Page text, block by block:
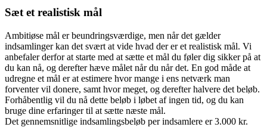
Sæt et realistisk mål
Ambitiøse mål er beundringsværdige, men når det gælder
indsamlinger kan det svært at vide hvad der er et realistisk mål. Vi
anbefaler derfor at starte med at sætte et mål du føler dig sikker på at
du kan nå, og derefter hæve målet når du når det. En god måde at
udregne et mål er at estimere hvor mange i ens netværk man
forventer vil donere, samt hvor meget, og derefter halvere det beløb.
Forhåbentlig vil du nå dette beløb i løbet af ingen tid, og du kan
bruge dine erfaringer til at sætte næste mål.
Det gennemsnitlige indsamlingsbeløb per indsamlere er 3.000 kr.